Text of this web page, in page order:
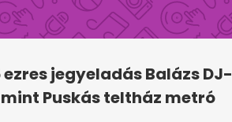
jegyeladás Balázs DJ-
Puskás teltház metró